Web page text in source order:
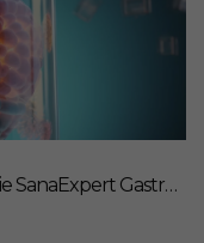
Hormone, die Stimmungsmacher: Wie SanaExpert Gastro Forte Ihre Darm-Hirn-Verbindung unterstützt